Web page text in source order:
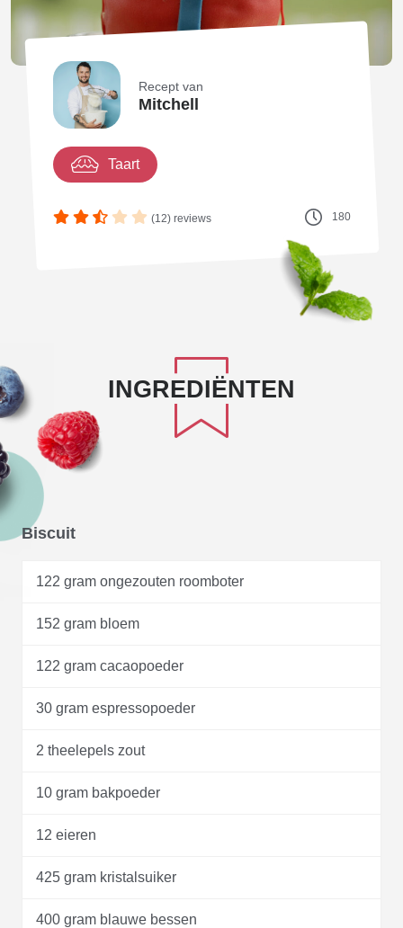
Recept van
Mitchell
Taart
(12) reviews 180
INGREDIËNTEN
Biscuit
122 gram ongezouten roomboter
152 gram bloem
122 gram cacaopoeder
30 gram espressopoeder
2 theelepels zout
10 gram bakpoeder
12 eieren
425 gram kristalsuiker
400 gram blauwe bessen